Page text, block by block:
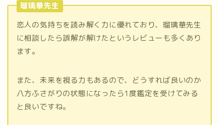
瑠璃華先生
恋人の気持ちを読み解く力に優れており、瑠璃華先生
に相談したら誤解が解けたというレビューも多くあり
ます。
また、未来を視る力もあるので、どうすれば良いのか
八方ふさがりの状態になったら1度鑑定を受けてみる
と良いですね。